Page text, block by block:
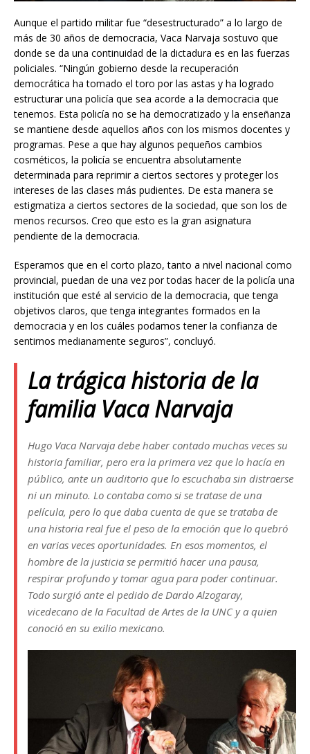
Aunque el partido militar fue “desestructurado” a lo largo de
más de 30 años de democracia, Vaca Narvaja sostuvo que
donde se da una continuidad de la dictadura es en las fuerzas
policiales. “Ningún gobierno desde la recuperación
democrática ha tomado el toro por las astas y ha logrado
estructurar una policía que sea acorde a la democracia que
tenemos. Esta policía no se ha democratizado y la enseñanza
se mantiene desde aquellos años con los mismos docentes y
programas. Pese a que hay algunos pequeños cambios
cosméticos, la policía se encuentra absolutamente
determinada para reprimir a ciertos sectores y proteger los
intereses de las clases más pudientes. De esta manera se
estigmatiza a ciertos sectores de la sociedad, que son los de
menos recursos. Creo que esto es la gran asignatura
pendiente de la democracia.
Esperamos que en el corto plazo, tanto a nivel nacional como
provincial, puedan de una vez por todas hacer de la policía una
institución que esté al servicio de la democracia, que tenga
objetivos claros, que tenga integrantes formados en la
democracia y en los cuáles podamos tener la confianza de
sentirnos medianamente seguros”, concluyó.
La trágica historia de la
familia Vaca Narvaja
Hugo Vaca Narvaja debe haber contado muchas veces su
historia familiar, pero era la primera vez que lo hacía en
público, ante un auditorio que lo escuchaba sin distraerse
ni un minuto. Lo contaba como si se tratase de una
película, pero lo que daba cuenta de que se trataba de
una historia real fue el peso de la emoción que lo quebró
en varias veces oportunidades. En esos momentos, el
hombre de la justicia se permitió hacer una pausa,
respirar profundo y tomar agua para poder continuar.
Todo surgió ante el pedido de Dardo Alzogaray,
vicedecano de la Facultad de Artes de la UNC y a quien
conoció en su exilio mexicano.